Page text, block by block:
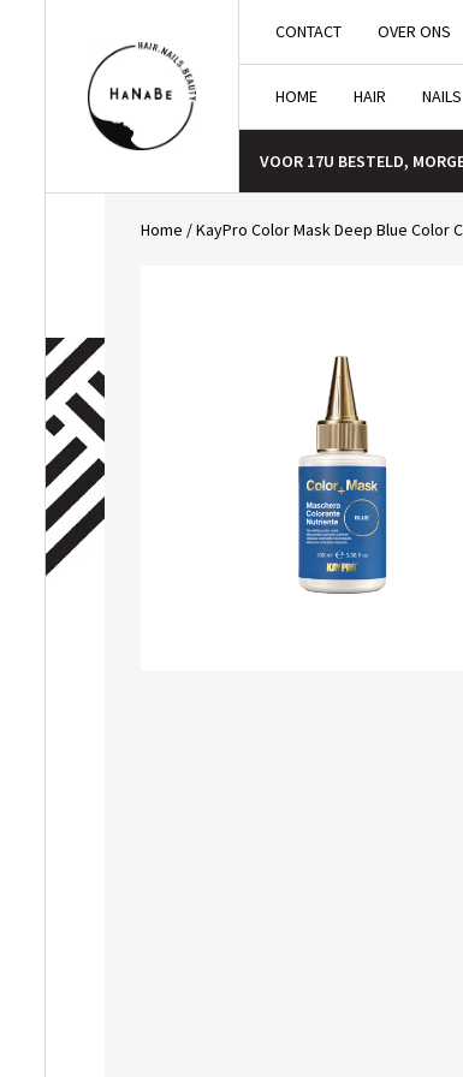
CONTACT OVER ONS
HOME HAIR NAILS
VOOR 17U BESTELD,
Home /KayPro Color Mask Deep Blue Color